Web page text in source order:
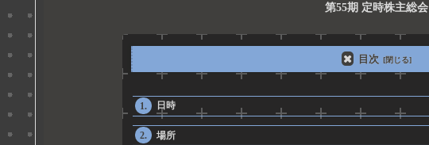
第55期 定時株主総会
目次
日時
場所